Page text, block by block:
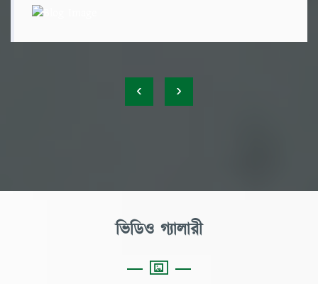
‹ ›
ভিডিও গ্যালারী